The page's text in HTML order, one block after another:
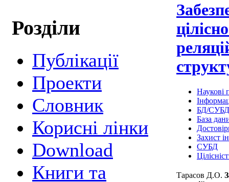
Розділи
Публікації
Проекти
Cловник
Корисні лінки
Download
Книги та
Наукові
БД/СУБД
База
Захист
СУБД
Тарасов Д.О.